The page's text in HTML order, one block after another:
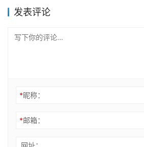
发表评论
*昵称：
*邮箱：